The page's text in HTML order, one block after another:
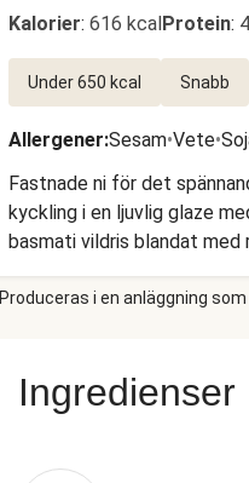
Kalorier: 616 kcalProtein:
Under 650 kcal Snabb
Allergener:Sesam•Vete•
Fastnade ni för det
kyckling i en ljuvlig glaze
basmati vildris blandat med
Produceras i en anläggning
Ingredienser